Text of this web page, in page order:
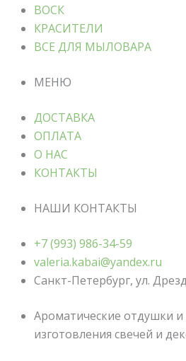
ВОСК
КРАСИТЕЛИ
ВСЕ ДЛЯ МЫЛОВАРА
МЕНЮ
ДОСТАВКА
ОПЛАТА
О НАС
КОНТАКТЫ
НАШИ КОНТАКТЫ
+7 (993) 986-34-59
valeria.kabai@yandex.ru
Санкт-Петербург, ул.
Ароматические отдушки и
изготовления свечей и